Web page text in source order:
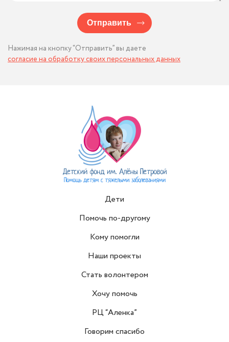
Отправить
Нажимая на кнопку “Отправить” вы даете
согласие на обработку своих персональных данных
Дети
Помочь по-другому
Кому помогли
Наши проекты
Стать волонтером
Хочу помочь
РЦ “Аленка”
Говорим спасибо